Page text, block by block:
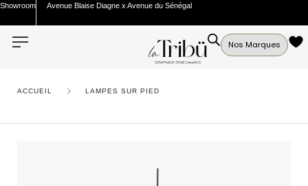
Showroom Avenue Blaise Diagne x Avenue du Sénégal
Nos Marques
ACCUEIL LAMPES SUR PIED